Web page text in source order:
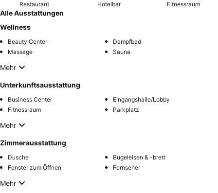
Restaurant Hotelbar Fitnessraum
Alle Ausstattungen
Wellness
Beauty Center
Dampfbad
Massage
Sauna
Mehr
Unterkunftsausstattung
Business Center
Eingangshalle/Lobby
Fitnessraum
Parkplatz
Mehr
Zimmerausstattung
Dusche
Bügeleisen & -brett
Fenster zum Öffnen
Fernseher
Mehr